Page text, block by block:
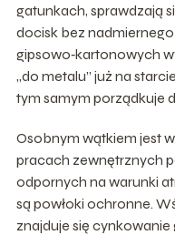
gatunkach, sprawdzają
docisk bez nadmiernego
gipsowo‑kartonowych
„do metalu” już na
tym samym porządkuje
Osobnym wątkiem jest
pracach zewnętrznych
odpornych na warunki
są powłoki ochronne.
znajduje się